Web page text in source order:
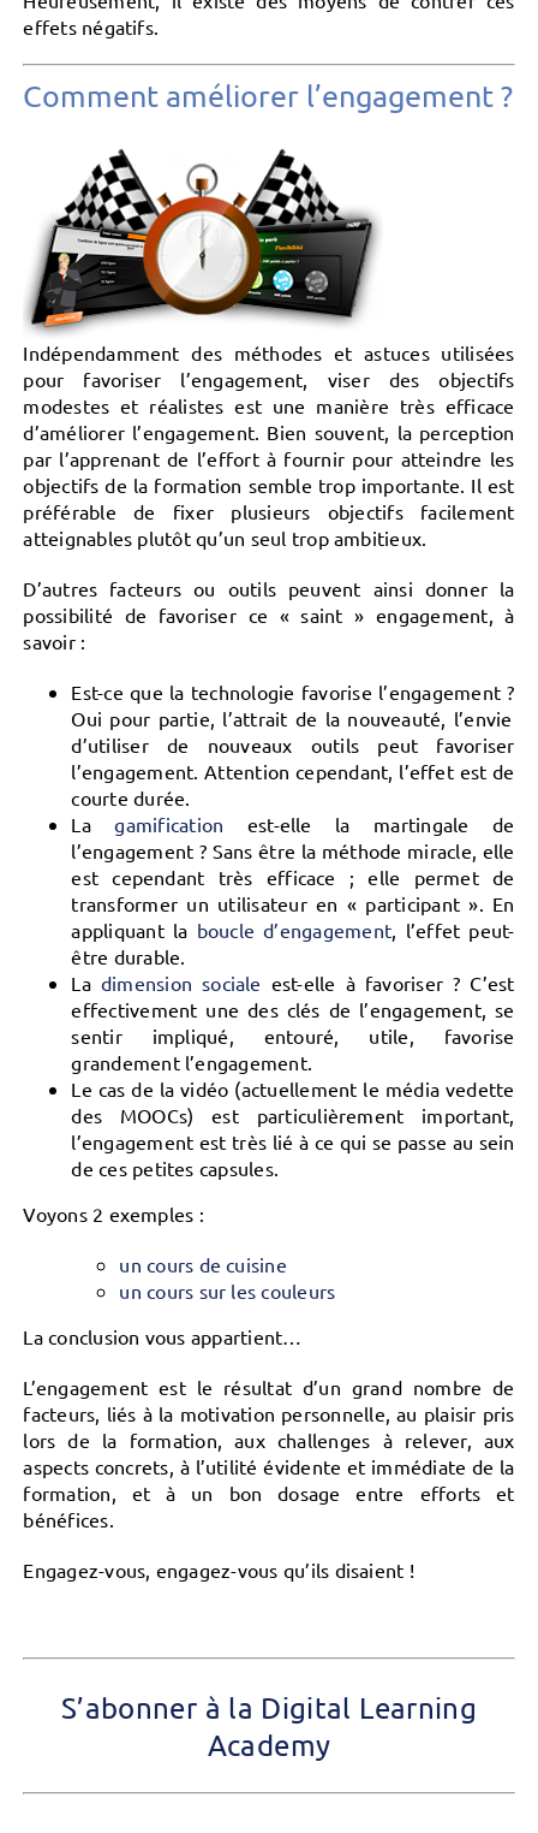
effets négatifs.
Comment améliorer l’engagement ?
Indépendamment des méthodes et astuces utilisées
pour favoriser l’engagement, viser des objectifs
modestes et réalistes est une manière très efficace
d’améliorer l’engagement. Bien souvent, la perception
par l’apprenant de l’effort à fournir pour atteindre les
objectifs de la formation semble trop importante. Il est
préférable de fixer plusieurs objectifs facilement
atteignables plutôt qu’un seul trop ambitieux.
D’autres facteurs ou outils peuvent ainsi donner la
possibilité de favoriser ce « saint » engagement, à
savoir :
Est-ce que la technologie favorise l’engagement ?
Oui pour partie, l’attrait de la nouveauté, l’envie
d’utiliser de nouveaux outils peut favoriser
l’engagement. Attention cependant, l’effet est de
courte durée.
Lagamification est-elle la martingale de
l’engagement ? Sans être la méthode miracle, elle
est cependant très efficace ; elle permet de
transformer un utilisateur en « participant ». En
appliquant la boucle d’engagement, l’effet peut-
être durable.
La dimension sociale est-elle à favoriser ? C’est
effectivement une des clés de l’engagement, se
sentir impliqué, entouré, utile, favorise
grandement l’engagement.
Le cas de la vidéo (actuellement le média vedette
des MOOCs) est particulièrement important,
l’engagement est très lié à ce qui se passe au sein
de ces petites capsules.
Voyons 2 exemples :
un cours de cuisine
un cours sur les couleurs
La conclusion vous appartient…
L’engagement est le résultat d’un grand nombre de
facteurs, liés à la motivation personnelle, au plaisir pris
lors de la formation, aux challenges à relever, aux
aspects concrets, à l’utilité évidente et immédiate de la
formation, et à un bon dosage entre efforts et
bénéfices.
Engagez-vous, engagez-vous qu’ils disaient !
S’abonner à la Digital Learning
Academy